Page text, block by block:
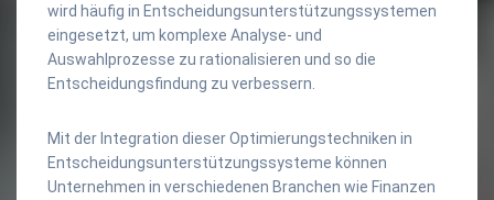
wird häufig in Entscheidungsunterstützungssystemen
eingesetzt, um komplexe Analyse- und
Auswahlprozesse zu rationalisieren und so die
Entscheidungsfindung zu verbessern.
Mit der Integration dieser Optimierungstechniken in
Entscheidungsunterstützungssysteme können
Unternehmen in verschiedenen Branchen wie Finanzen